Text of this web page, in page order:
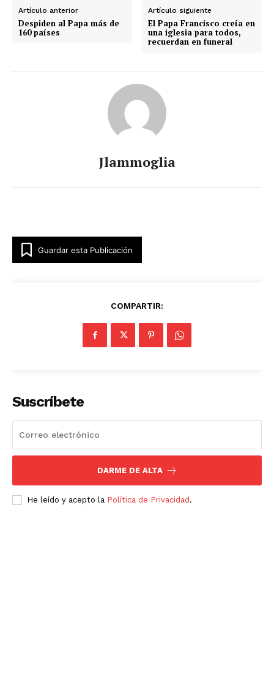
Artículo anterior
Despiden al Papa más de
160 países
Artículo siguiente
El Papa Francisco creía en
una iglesia para todos,
recuerdan en funeral
Jlammoglia
Guardar esta Publicación
COMPARTIR:
Suscríbete
DARME DE ALTA
He leído y acepto la Política de Privacidad .